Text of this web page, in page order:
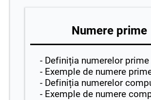
Numere prime
- Definiția numerelor prime
- Exemple de numere
- Definiția numerelor
- Exemple de numere